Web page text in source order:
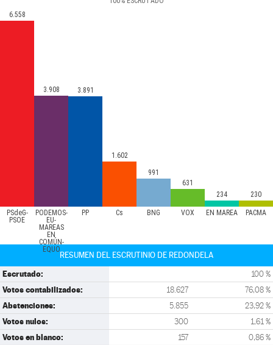
PSdeG-
PSOE
PODEMOS-
EU-
MAREAS
EN
COMÚN-
EQUO
PP Cs BNG VOX EN MAREA PACMA
6.558
3.908 3.891
1.602
991
631
234
230
RESUMEN DEL ESCRUTINIO DE REDONDELA
Escrutado: 100 %
Votos contabilizados: 18.627 76,08 %
Abstenciones: 5.855 23,92 %
Votos nulos: 300 1,61 %
Votos en blanco: 157 0,86 %